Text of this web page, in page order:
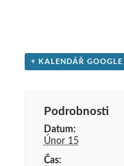
+ KALENDÁŘ GOOGLE
Podrobnosti
Datum:
Únor 15
Čas: